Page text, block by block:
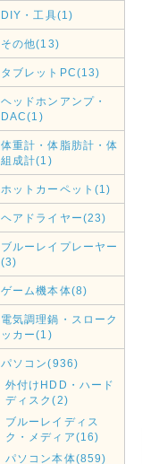
DIY・工具(1)
その他(13)
タブレットPC(13)
ヘッドホンアンプ・
DAC(1)
体重計・体脂肪計・体
組成計(1)
ホットカーペット(1)
ヘアドライヤー(23)
ブルーレイプレーヤー
(3)
ゲーム機本体(8)
電気調理鍋・スローク
ッカー(1)
パソコン(936)
外付けHDD・ハード
ディスク(2)
ブルーレイディス
ク・メディア(16)
パソコン本体(859)